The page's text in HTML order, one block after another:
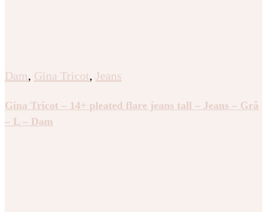
Dam, Gina Tricot, Jeans
Gina Tricot – 14+ pleated flare jeans tall – Jeans – Grå
– L – Dam